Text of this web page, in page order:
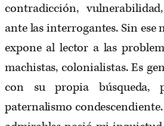
contradicción,
ante las interrogantes. Sin ese
expone al lector a las
machistas, colonialistas. Es
con su propia búsqueda,
paternalismo